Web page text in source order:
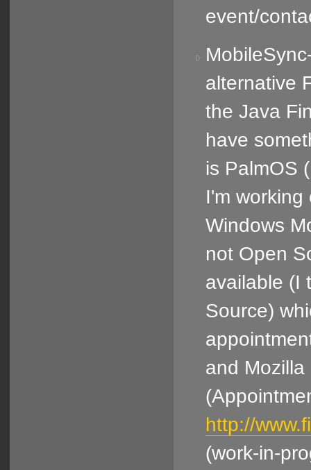
event/
alternative
the Java
have
is PalmOS
I'm
Windows
not Open
available (I
Source)
and
http://
(work-in-